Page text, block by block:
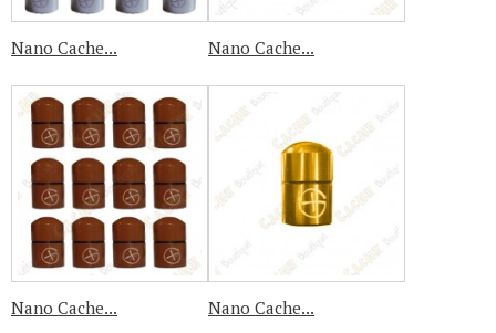
Nano Cache... Nano Cache...
Nano Cache... Nano Cache...